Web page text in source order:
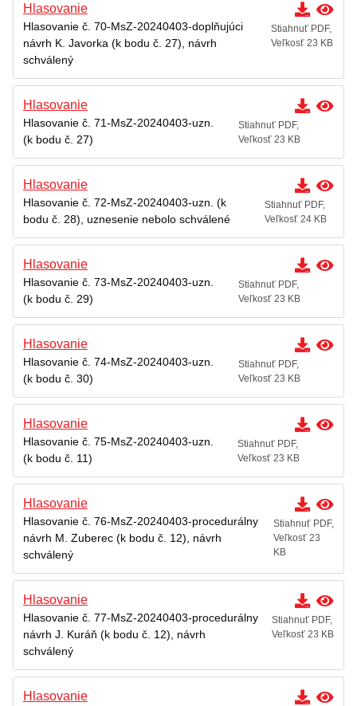
Hlasovanie
Hlasovanie č. 70-MsZ-20240403-doplňujúci
návrh K. Javorka (k bodu č. 27), návrh
schválený
Stiahnuť PDF,
Veľkosť 23 KB
Hlasovanie
Hlasovanie č. 71-MsZ-20240403-uzn.
(k bodu č. 27)
Stiahnuť PDF,
Veľkosť 23 KB
Hlasovanie
Hlasovanie č. 72-MsZ-20240403-uzn. (k
bodu č. 28), uznesenie nebolo schválené
Stiahnuť PDF,
Veľkosť 24 KB
Hlasovanie
Hlasovanie č. 73-MsZ-20240403-uzn.
(k bodu č. 29)
Stiahnuť PDF,
Veľkosť 23 KB
Hlasovanie
Hlasovanie č. 74-MsZ-20240403-uzn.
(k bodu č. 30)
Stiahnuť PDF,
Veľkosť 23 KB
Hlasovanie
Hlasovanie č. 75-MsZ-20240403-uzn.
(k bodu č. 11)
Stiahnuť PDF,
Veľkosť 23 KB
Hlasovanie
Hlasovanie č. 76-MsZ-20240403-procedurálny
návrh M. Zuberec (k bodu č. 12), návrh
schválený
Stiahnuť PDF,
Veľkosť 23
KB
Hlasovanie
Hlasovanie č. 77-MsZ-20240403-procedurálny
návrh J. Kuráň (k bodu č. 12), návrh
schválený
Stiahnuť PDF,
Veľkosť 23 KB
Hlasovanie